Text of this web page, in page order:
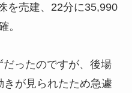
を売建、22分に35,990
。
ったのですが、後場
が見られたため急遽